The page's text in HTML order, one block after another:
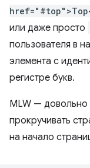
или даже просто
пользователя в
элемента с
регистре букв.
MLW — довольно
прокручивать
на начало